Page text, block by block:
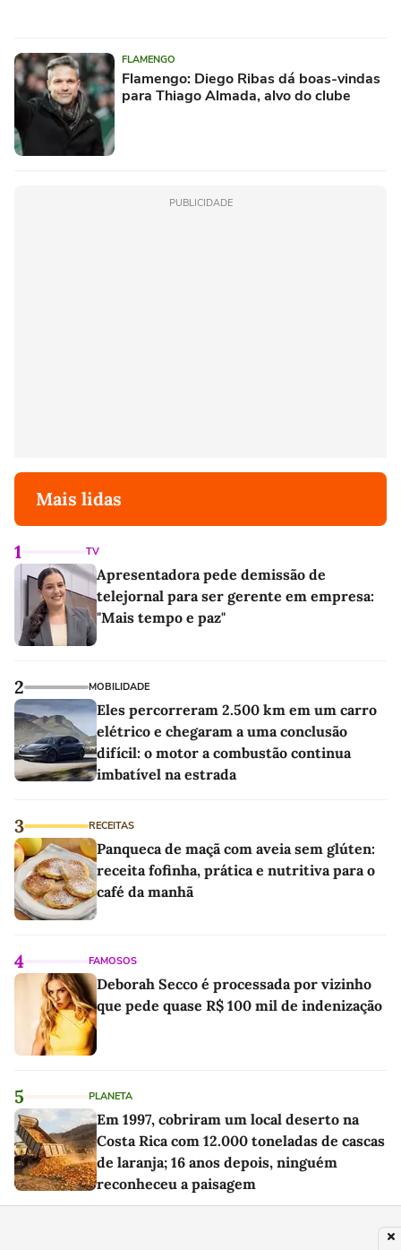
FLAMENGO
Flamengo: Diego Ribas dá boas-vindas
para Thiago Almada, alvo do clube
PUBLICIDADE
Mais lidas
1 TV
Apresentadora pede demissão de
telejornal para ser gerente em empresa:
"Mais tempo e paz"
2 MOBILIDADE
Eles percorreram 2.500 km em um carro
elétrico e chegaram a uma conclusão
difícil: o motor a combustão continua
imbatível na estrada
3 RECEITAS
Panqueca de maçã com aveia sem glúten:
receita fofinha, prática e nutritiva para o
café da manhã
4 FAMOSOS
Deborah Secco é processada por vizinho
que pede quase R$ 100 mil de indenização
5 PLANETA
Em 1997, cobriram um local deserto na
Costa Rica com 12.000 toneladas de cascas
de laranja; 16 anos depois, ninguém
reconheceu a paisagem